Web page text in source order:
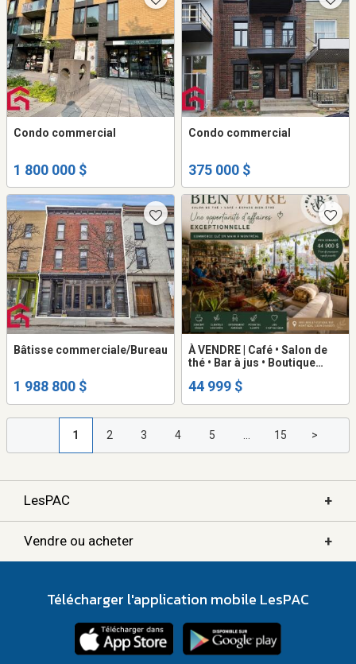
Condo commercial
1 800 000 $
Condo commercial
375 000 $
Bâtisse commerciale/Bureau
1 988 800 $
À VENDRE | Café • Salon de
thé • Bar à jus • Boutique
main à Montréal
44 999 $
1 2 3 4 5 ... 15 >
LesPAC +
Vendre ou acheter +
Télécharger l'application mobile LesPAC